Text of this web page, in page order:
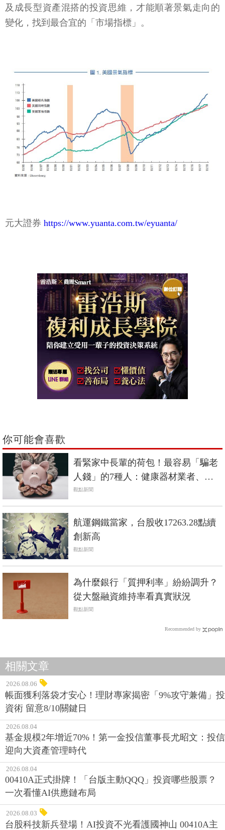
及成長型資產混搭的投資思維，才能順著景氣走向的
變化，找到最合宜的「市場指標」。
元大證券 https://www.yuanta.com.tw/eyuanta/
你可能會喜歡
看緊家中長輩的荷包！最容易「騙老
人錢」的7種人：健康器材業者、婚
姻騙子...
觀點新聞
航運鋼鐵當家，台股收17263.28點續
創新高
觀點新聞
為什麼銀行「質押利率」紛紛調升？
從大盤融資維持率看真實狀況
觀點新聞
Recommended by
相關文章
2026.08.06
帳面獲利落袋才安心！理財專家揭密「9%攻守兼備」投
資術 留意8/10關鍵日
2026.08.04
基金規模2年增近70%！第一金投信董事長尤昭文：投信
迎向大資產管理時代
2026.08.04
00410A正式掛牌！「台版主動QQQ」投資哪些股票？
一次看懂AI供應鏈布局
2026.08.03
台股科技新兵登場！AI投資不光看護國神山 00410A主